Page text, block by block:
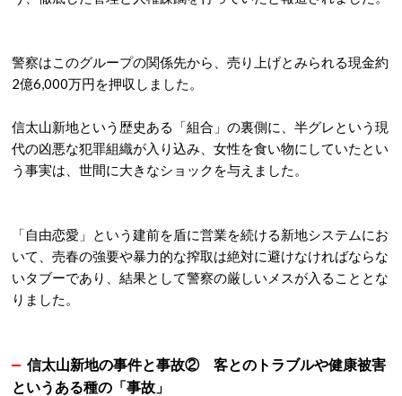
警察はこのグループの関係先から、売り上げとみられる現金約
2億6,000万円を押収しました 。
信太山新地という歴史ある「組合」の裏側に、半グレという現
代の凶悪な犯罪組織が入り込み、女性を食い物にしていたとい
う事実は、世間に大きなショックを与えました 。
「自由恋愛」という建前を盾に営業を続ける新地システムにお
いて、売春の強要や暴力的な搾取は絶対に避けなければならな
いタブーであり、結果として警察の厳しいメスが入ることとな
りました 。
信太山新地の事件と事故② 客とのトラブルや健康被害
というある種の「事故」